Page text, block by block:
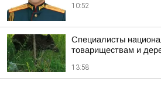
10:52
Специалисты
товариществам и
13:58